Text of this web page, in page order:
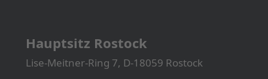
Hauptsitz Rostock
Lise-Meitner-Ring 7, D-18059 Rostock